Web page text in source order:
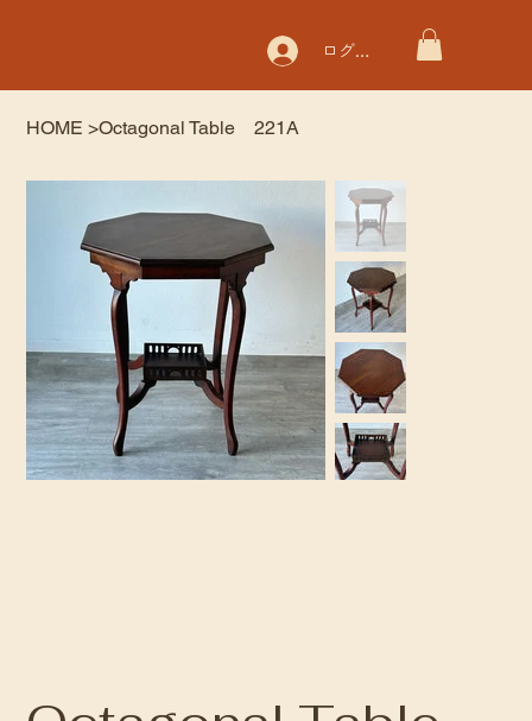
ログイン
HOME >Octagonal Table 221A